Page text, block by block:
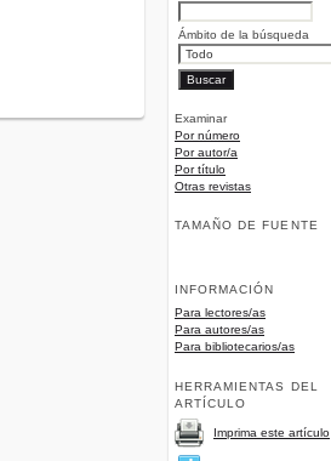
Ámbito de la búsqueda
Examinar
Por número
Por autor/a
Por título
Otras revistas
TAMAÑO DE FUENTE
INFORMACIÓN
Para lectores/as
Para autores/as
Para bibliotecarios/as
HERRAMIENTAS DEL
ARTÍCULO
Imprima este artículo